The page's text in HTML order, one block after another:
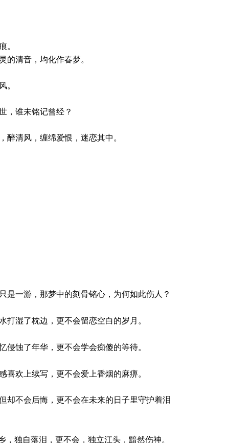
。
清音，均化作春梦。
。
谁未铭记曾经？
清风，缠绵爱恨，迷恋其中。
一游，那梦中的刻骨铭心，为何如此伤人？
湿了枕边，更不会留恋空白的岁月。
蚀了年华，更不会学会痴傻的等待。
欢上续写，更不会爱上香烟的麻痹。
不会后悔，更不会在未来的日子里守护着泪
独自落泪，更不会，独立江头，黯然伤神。